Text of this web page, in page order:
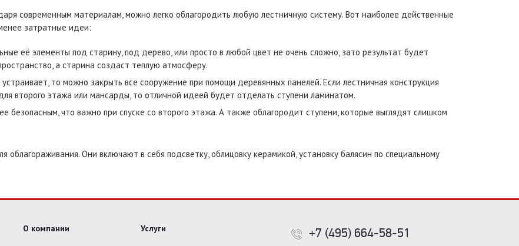
современным материалам, можно легко облагородить любую лестничную систему. Вот наиболее действенные
затратные идеи:
её элементы под старину, под дерево, или просто в любой цвет не очень сложно, зато результат будет
а старина создаст теплую атмосферу.
то можно закрыть все сооружение при помощи деревянных панелей. Если лестничная конструкция
второго этажа или мансарды, то отличной идеей будет отделать ступени ламинатом.
безопасным, что важно при спуске со второго этажа. А также облагородит ступени, которые выглядят слишком
Они включают в себя подсветку, облицовку керамикой, установку балясин по специальному
О компании Услуги +7 (495) 664-58-51